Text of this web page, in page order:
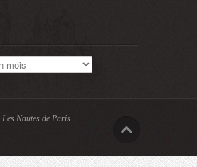
Les Nautes de Paris